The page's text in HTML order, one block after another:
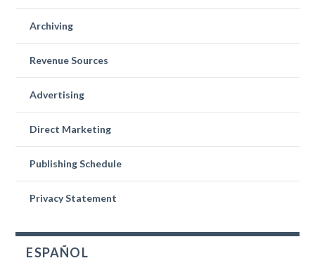
Archiving
Revenue Sources
Advertising
Direct Marketing
Publishing Schedule
Privacy Statement
ESPAÑOL